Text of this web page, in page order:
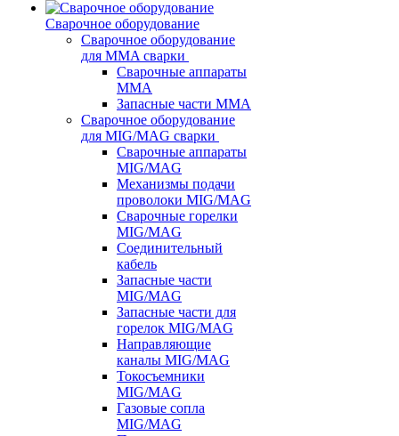
Сварочное оборудование
Сварочное оборудование
для MMA сварки
Сварочные аппараты
MMA
Запасные части MMA
Сварочное оборудование
для MIG/MAG сварки
Сварочные аппараты
MIG/MAG
Механизмы подачи
проволоки MIG/MAG
Сварочные горелки
MIG/MAG
Соединительный
кабель
Запасные части
MIG/MAG
Запасные части для
горелок MIG/MAG
Направляющие
каналы MIG/MAG
Токосъемники
MIG/MAG
Газовые сопла
MIG/MAG